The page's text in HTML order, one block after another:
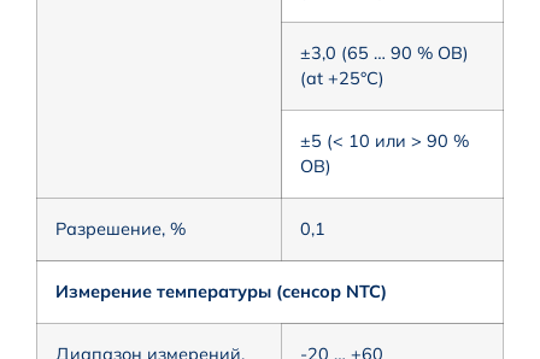
±3,0 (65 … 90 % ОВ)
(at +25°C)
±5 (< 10 или > 90 %
ОВ)
Разрешение, % 0,1
Измерение температуры (сенсор NTC)
Диапазон измерений,
-20 … +60